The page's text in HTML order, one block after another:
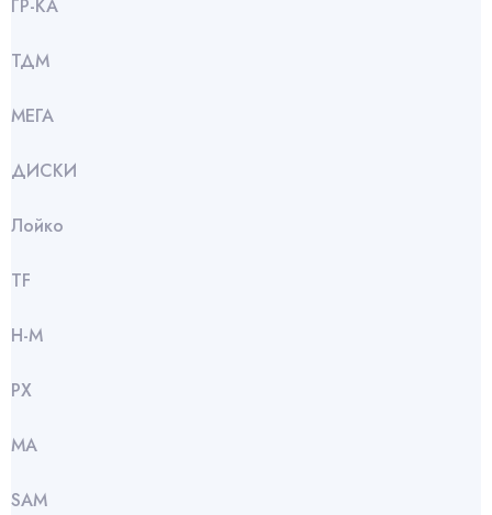
ГР-КА
ТДМ
МЕГА
ДИСКИ
Лойко
TF
Н-М
РХ
МА
SАМ